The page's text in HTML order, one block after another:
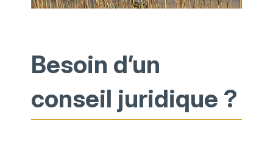
Besoin d’un
conseil juridique ?